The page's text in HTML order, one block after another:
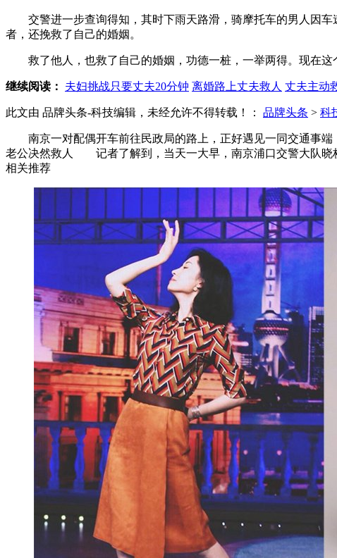
交警进一步查询得知，其时下雨天路滑，骑摩托车的男人因车
者，还挽救了自己的婚姻。
救了他人，也救了自己的婚姻，功德一桩，一举两得。现在这
继续阅读： 夫妇挑战只要丈夫20分钟 离婚路上丈夫救人 丈夫主动
此文由 品牌头条-科技编辑，未经允许不得转载！： 品牌头条 > 科
南京一对配偶开车前往民政局的路上，正好遇见一同交通事端
老公决然救人 记者了解到，当天一大早，南京浦口交警大队晓
相关推荐